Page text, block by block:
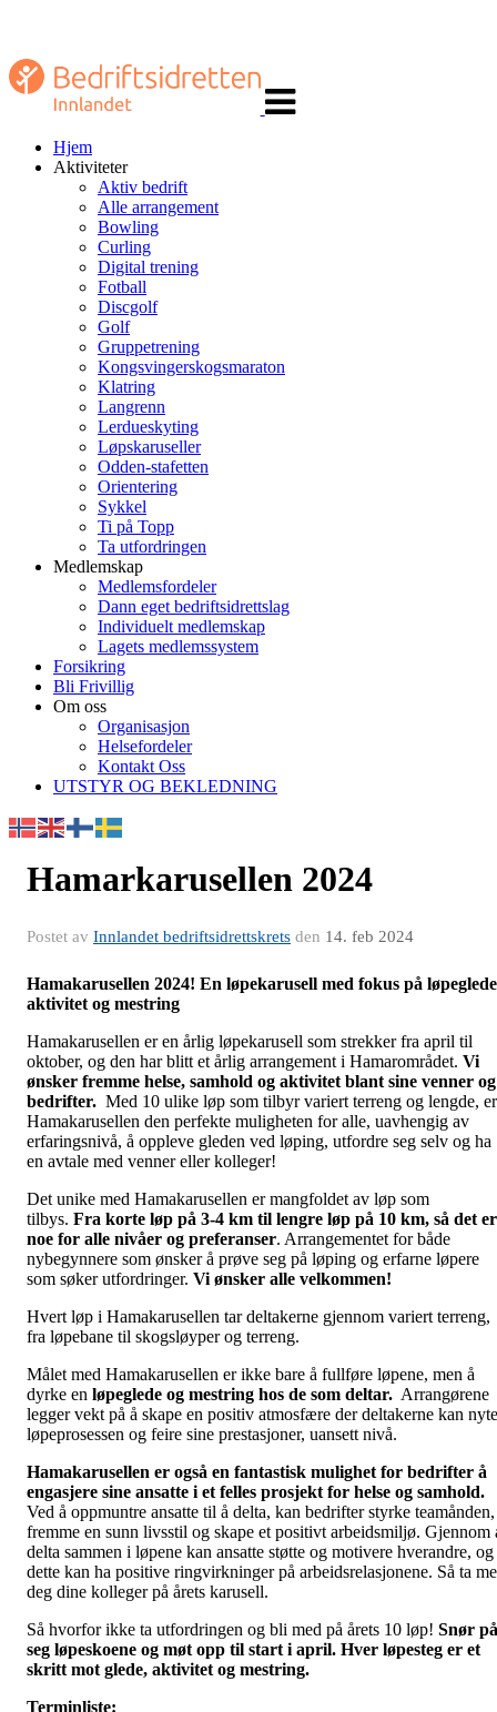
navigasjon
Hjem
Aktiviteter
Aktiv bedrift
Alle arrangement
Bowling
Curling
Digital trening
Fotball
Discgolf
Golf
Gruppetrening
Kongsvingerskogsmaraton
Klatring
Langrenn
Lerdueskyting
Løpskaruseller
Odden-stafetten
Orientering
Sykkel
Ti på Topp
Ta utfordringen
Medlemskap
Medlemsfordeler
Dann eget bedriftsidrettslag
Individuelt medlemskap
Lagets medlemssystem
Forsikring
Bli Frivillig
Om oss
Organisasjon
Helsefordeler
Kontakt Oss
UTSTYR OG BEKLEDNING
Hamarkarusellen 2024
Postet av Innlandet bedriftsidrettskrets den 14. feb 2024
Hamakarusellen 2024! En løpekarusell med fokus på
aktivitet og mestring
Hamakarusellen er en årlig løpekarusell som strekker fra april til
oktober, og den har blitt et årlig arrangement i Hamarområdet. Vi
ønsker fremme helse, samhold og aktivitet blant sine venner og
bedrifter. Med 10 ulike løp som tilbyr variert terreng og lengde, er
Hamakarusellen den perfekte muligheten for alle, uavhengig av
erfaringsnivå, å oppleve gleden ved løping, utfordre seg selv og ha
en avtale med venner eller kolleger!
Det unike med Hamakarusellen er mangfoldet av løp som
tilbys. Fra korte løp på 3-4 km til lengre løp på 10 km, så det er
noe for alle nivåer og preferanser. Arrangementet for både
nybegynnere som ønsker å prøve seg på løping og erfarne løpere
som søker utfordringer. Vi ønsker alle velkommen!
Hvert løp i Hamakarusellen tar deltakerne gjennom variert terreng,
fra løpebane til skogsløyper og terreng.
Målet med Hamakarusellen er ikke bare å fullføre løpene, men å
dyrke en løpeglede og mestring hos de som deltar. Arrangørene
legger vekt på å skape en positiv atmosfære der deltakerne kan nyte
løpeprosessen og feire sine prestasjoner, uansett nivå.
Hamakarusellen er også en fantastisk mulighet for bedrifter å
engasjere sine ansatte i et felles prosjekt for helse og samhold.
Ved å oppmuntre ansatte til å delta, kan bedrifter styrke teamånden,
fremme en sunn livsstil og skape et positivt arbeidsmiljø. Gjennom
delta sammen i løpene kan ansatte støtte og motivere hverandre, og
dette kan ha positive ringvirkninger på arbeidsrelasjonene. Så ta
deg dine kolleger på årets karusell.
Så hvorfor ikke ta utfordringen og bli med på årets 10 løp! Snør på
seg løpeskoene og møt opp til start i april. Hver løpesteg er et
skritt mot glede, aktivitet og mestring.
Terminliste: